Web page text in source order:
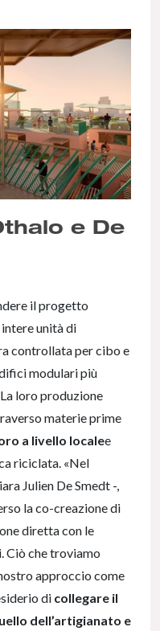
e De
il progetto
unità di
controllata per cibo e
modulari più
loro produzione
materie prime
a livello localee
riciclata. «Nel
Julien De Smedt -,
la co-creazione di
diretta con le
Ciò che troviamo
approccio come
di collegare il
dell’artigianato e